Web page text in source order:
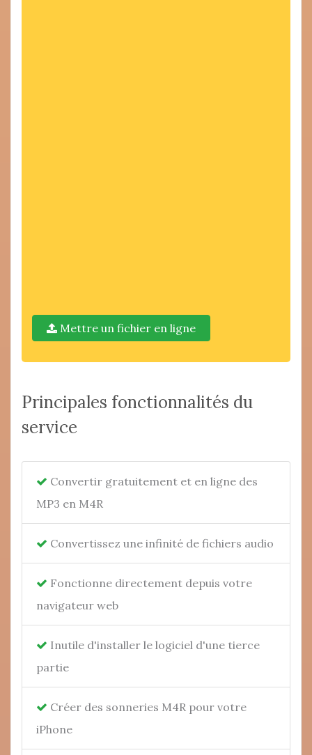
Mettre un fichier en ligne
Principales fonctionnalités du
service
Convertir gratuitement et en ligne des
MP3 en M4R
Convertissez une infinité de fichiers audio
Fonctionne directement depuis votre
navigateur web
Inutile d'installer le logiciel d'une tierce
partie
Créer des sonneries M4R pour votre
iPhone